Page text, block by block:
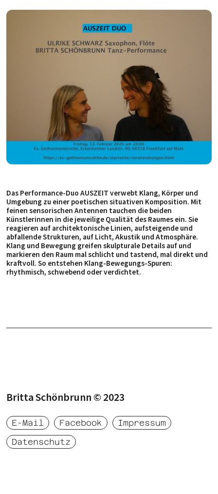
Das Performance-Duo AUSZEIT verwebt Klang, Körper und
Umgebung zu einer poetischen situativen Komposition. Mit
feinen sensorischen Antennen tauchen die beiden
Künstlerinnen in die jeweilige Qualität des Raumes ein. Sie
reagieren auf architektonische Linien, aufsteigende und
abfallende Strukturen, auf Licht, Akustik und Atmosphäre.
Klang und Bewegung greifen skulpturale Details auf und
markieren den Raum mal schlicht und tastend, mal direkt und
kraftvoll. So entstehen Klang-Bewegungs-Spuren:
rhythmisch, schwebend oder verdichtet.
Britta Schönbrunn © 2023‍
E-Mail Facebook
Impressum
Datenschutz